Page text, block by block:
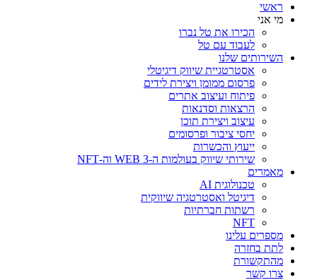
ראשי
מי אני
הכירו את טל נברו
לעבוד עם טל
השירותים שלנו
אסטרטגיית שיווק דיגיטלי
פרסום ממומן ויצירת לידים
פיתוח ועיצוב אתרים
הרצאות וסדנאות
עיצוב ויצירת תוכן
יחסי ציבור ופרסומים
ייעוץ והכשרות
שירותי שיווק בעולמות ה-WEB 3 וה-NFT
מאמרים
טכנולוגית AI
דיגיטל ואסטרטגיה שיווקית
רשתות חברתיות
NFT
מספרים עלינו
לתת בחזרה
מהתקשורת
צרו קשר